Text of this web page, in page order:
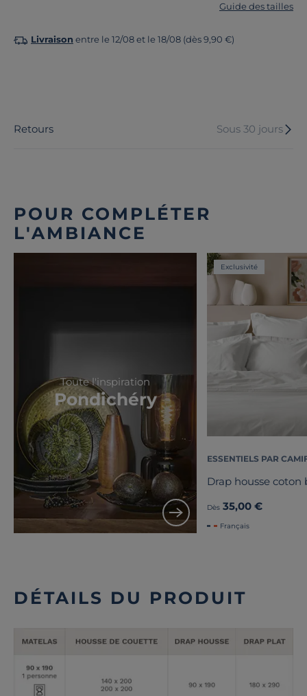
Guide des tailles
Livraison entre le 12/08 et le 18/08 (dès 9,90 €)
Retours Sous 30 jours
POUR COMPLÉTER
L'AMBIANCE
Toute l'inspiration
Pondichéry
Exclusivité
ESSENTIELS PAR
Drap housse coton
Dès 35,00 €
Français
DÉTAILS DU PRODUIT